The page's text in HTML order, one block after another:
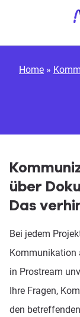
Home »
über
Das
Bei jedem
Kommunikation
in Prostream
Ihre Fragen,
den